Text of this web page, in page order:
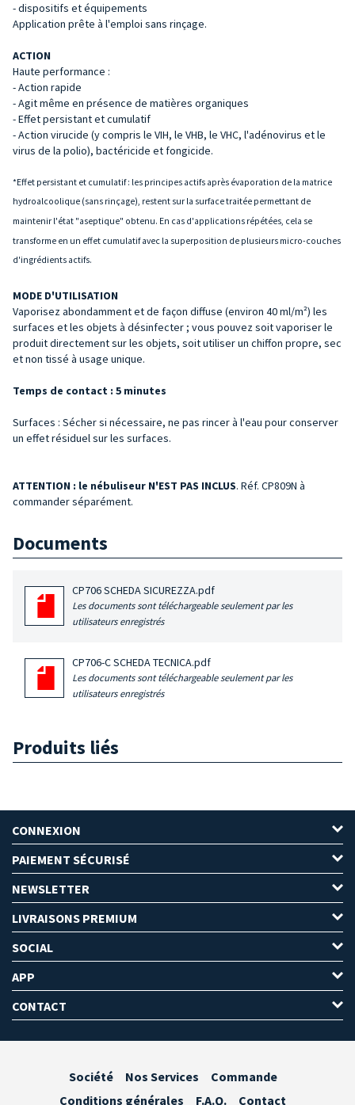
- dispositifs et équipements
Application prête à l'emploi sans rinçage.
ACTION
Haute performance :
- Action rapide
- Agit même en présence de matières organiques
- Effet persistant et cumulatif
- Action virucide (y compris le VIH, le VHB, le VHC, l'adénovirus et le
virus de la polio), bactéricide et fongicide.
*Effet persistant et cumulatif : les principes actifs après évaporation de la matrice
hydroalcoolique (sans rinçage), restent sur la surface traitée permettant de
maintenir l'état "aseptique" obtenu. En cas d'applications répétées, cela se
transforme en un effet cumulatif avec la superposition de plusieurs micro-couches
d'ingrédients actifs.
MODE D'UTILISATION
Vaporisez abondamment et de façon diffuse (environ 40 ml/m²) les
surfaces et les objets à désinfecter ; vous pouvez soit vaporiser le
produit directement sur les objets, soit utiliser un chiffon propre, sec
et non tissé à usage unique.
Temps de contact : 5 minutes
Surfaces : Sécher si nécessaire, ne pas rincer à l'eau pour conserver
un effet résiduel sur les surfaces.
ATTENTION : le nébuliseur N'EST PAS INCLUS. Réf. CP809N à
commander séparément.
Documents
CP706 SCHEDA SICUREZZA.pdf
Les documents sont téléchargeable seulement par les
utilisateurs enregistrés
CP706-C SCHEDA TECNICA.pdf
Les documents sont téléchargeable seulement par les
utilisateurs enregistrés
Produits liés
CONNEXION
PAIEMENT SÉCURISÉ
NEWSLETTER
LIVRAISONS PREMIUM
SOCIAL
APP
CONTACT
Société Nos Services
Commande
Conditions générales
F.A.Q. Contact